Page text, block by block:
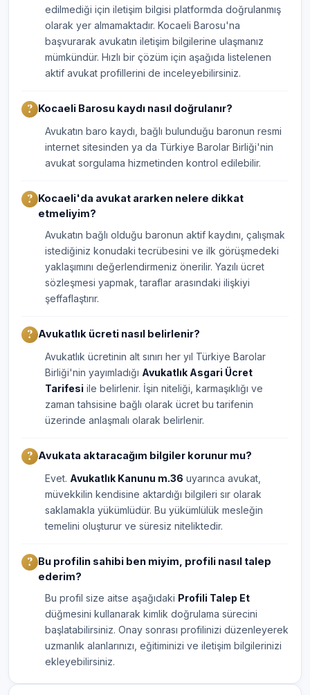
edilmediği için iletişim bilgisi platformda doğrulanmış
olarak yer almamaktadır. Kocaeli Barosu'na
başvurarak avukatın iletişim bilgilerine ulaşmanız
mümkündür. Hızlı bir çözüm için aşağıda listelenen
aktif avukat profillerini de inceleyebilirsiniz.
Kocaeli Barosu kaydı nasıl doğrulanır?
Avukatın baro kaydı, bağlı bulunduğu baronun resmi
internet sitesinden ya da Türkiye Barolar Birliği'nin
avukat sorgulama hizmetinden kontrol edilebilir.
Kocaeli'da avukat ararken nelere dikkat
etmeliyim?
Avukatın bağlı olduğu baronun aktif kaydını, çalışmak
istediğiniz konudaki tecrübesini ve ilk görüşmedeki
yaklaşımını değerlendirmeniz önerilir. Yazılı ücret
sözleşmesi yapmak, taraflar arasındaki ilişkiyi
şeffaflaştırır.
Avukatlık ücreti nasıl belirlenir?
Avukatlık ücretinin alt sınırı her yıl Türkiye Barolar
Birliği'nin yayımladığı Avukatlık Asgari Ücret
Tarifesi ile belirlenir. İşin niteliği, karmaşıklığı ve
zaman tahsisine bağlı olarak ücret bu tarifenin
üzerinde anlaşmalı olarak belirlenir.
Avukata aktaracağım bilgiler korunur mu?
Evet. Avukatlık Kanunu m.36 uyarınca avukat,
müvekkilin kendisine aktardığı bilgileri sır olarak
saklamakla yükümlüdür. Bu yükümlülük mesleğin
temelini oluşturur ve süresiz niteliktedir.
Bu profilin sahibi ben miyim, profili nasıl talep
ederim?
Bu profil size aitse aşağıdaki Profili Talep Et
düğmesini kullanarak kimlik doğrulama sürecini
başlatabilirsiniz. Onay sonrası profilinizi düzenleyerek
uzmanlık alanlarınızı, eğitiminizi ve iletişim bilgilerinizi
ekleyebilirsiniz.